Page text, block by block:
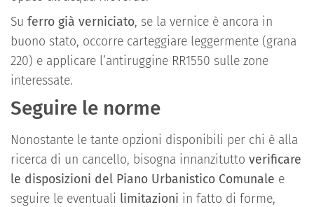
Su ferro già verniciato, se la vernice è ancora in
buono stato, occorre carteggiare leggermente (grana
220) e applicare l’antiruggine RR1550 sulle zone
interessate.
Seguire le norme
Nonostante le tante opzioni disponibili per chi è alla
ricerca di un cancello, bisogna innanzitutto verificare
le disposizioni del Piano Urbanistico Comunale e
seguire le eventuali limitazioni in fatto di forme,